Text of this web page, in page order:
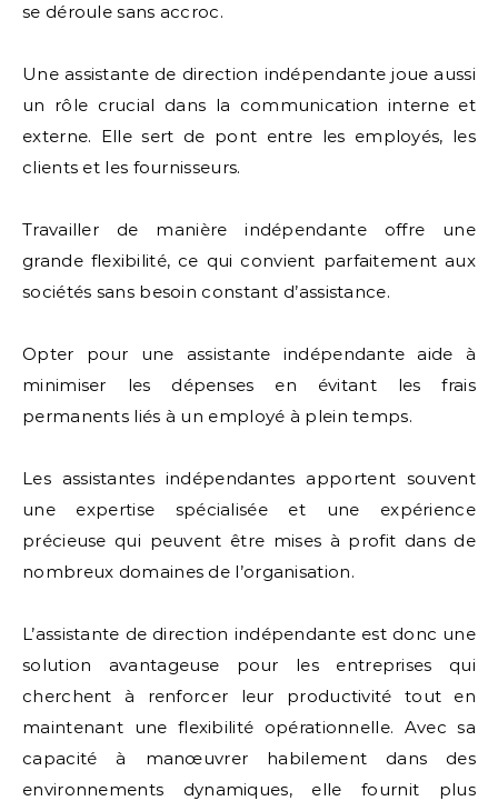
se déroule sans accroc.
Une assistante de direction indépendante joue aussi
un rôle crucial dans la communication interne et
externe. Elle sert de pont entre les employés, les
clients et les fournisseurs.
Travailler de manière indépendante offre une
grande flexibilité, ce qui convient parfaitement aux
sociétés sans besoin constant d’assistance.
Opter pour une assistante indépendante aide à
minimiser les dépenses en évitant les frais
permanents liés à un employé à plein temps.
Les assistantes indépendantes apportent souvent
une expertise spécialisée et une expérience
précieuse qui peuvent être mises à profit dans de
nombreux domaines de l’organisation.
L’assistante de direction indépendante est donc une
solution avantageuse pour les entreprises qui
cherchent à renforcer leur productivité tout en
maintenant une flexibilité opérationnelle. Avec sa
capacité à manœuvrer habilement dans des
environnements dynamiques, elle fournit plus